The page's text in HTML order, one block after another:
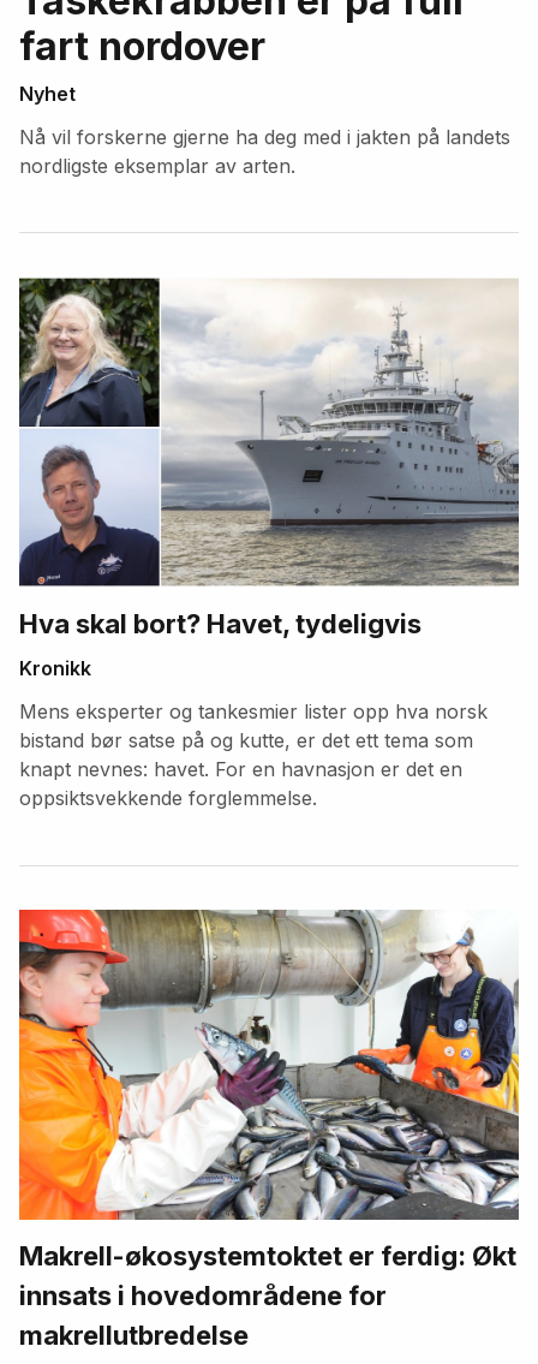
fart nordover
Nyhet
Nå vil forskerne gjerne ha deg med i jakten på landets
nordligste eksemplar av arten.
Hva skal bort? Havet, tydeligvis
Kronikk
Mens eksperter og tankesmier lister opp hva norsk
bistand bør satse på og kutte, er det ett tema som
knapt nevnes: havet. For en havnasjon er det en
oppsiktsvekkende forglemmelse.
Makrell-økosystemtoktet er ferdig: Økt
innsats i hovedområdene for
makrellutbredelse